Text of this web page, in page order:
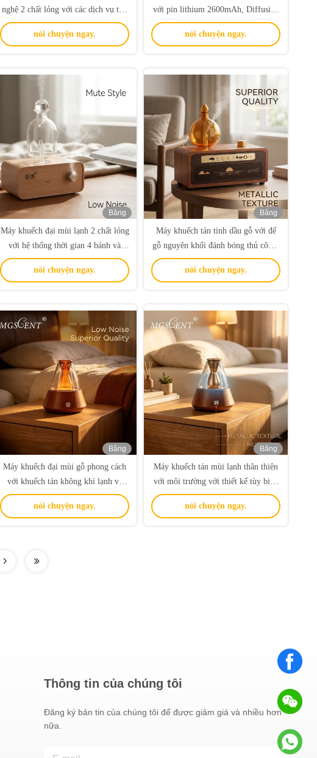
nghệ 2 chất lỏng với các dịch vụ tùy
chỉnh và phạm vi phủ sóng 30 - 80
㎡ cho gia đình
nói chuyện ngay.
với pin lithium 2600mAh, Diffusion
không khí lạnh và phủ sóng 100cbm
nói chuyện ngay.
Băng
hình
Máy khuếch đại mùi lạnh 2 chất lỏng
với hệ thống thời gian 4 bánh và
công nghệ khuếch tán không khí lạnh
nói chuyện ngay.
Băng
Máy khuếch tán tinh dầu gỗ với đế
gỗ nguyên khối đánh bóng thủ công,
khuếch tán khí lạnh và phạm vi phủ
sóng 100m³, dùng cho gia đình và
nói chuyện ngay.
Băng
Máy khuếch đại mùi gỗ phong cách
với khuếch tán không khí lạnh và
8000 giờ tuổi thọ cho liệu pháp thơm
tùy chỉnh
nói chuyện ngay.
Băng
Máy khuếch tán mùi lạnh thân thiện
với môi trường với thiết kế tùy biến
cho nước hoa gia đình sang trọng
nói chuyện ngay.
Thông tin của chúng tôi
Đăng ký bản tin của chúng tôi để được giảm giá và nhiều hơn
nữa.